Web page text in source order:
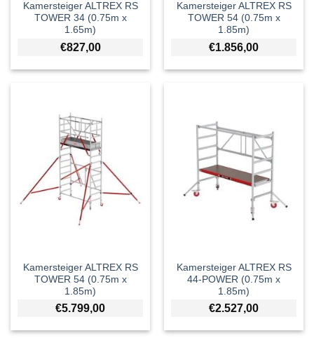
Kamersteiger ALTREX RS
TOWER 34 (0.75m x
1.65m)
€827,00
Kamersteiger ALTREX RS
TOWER 54 (0.75m x
1.85m)
€1.856,00
Kamersteiger ALTREX RS
TOWER 54 (0.75m x
1.85m)
€5.799,00
Kamersteiger ALTREX RS
44-POWER (0.75m x
1.85m)
€2.527,00